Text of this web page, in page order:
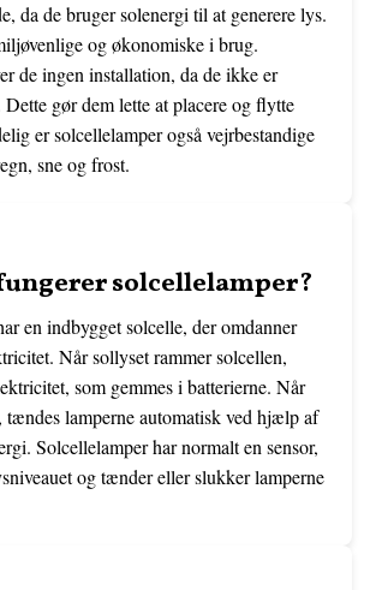
da de bruger solenergi til at generere lys.
og økonomiske i brug.
de ingen installation, da de ikke er
gør dem lette at placere og flytte
er solcellelamper også vejrbestandige
sne og frost.
solcellelamper?
en indbygget solcelle, der omdanner
Når sollyset rammer solcellen,
som gemmes i batterierne. Når
lamperne automatisk ved hjælp af
Solcellelamper har normalt en sensor,
og tænder eller slukker lamperne